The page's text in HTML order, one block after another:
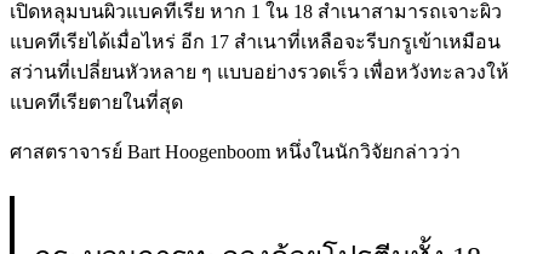
เปิดหลุมบนผิวแบคทีเรีย หาก 1 ใน 18 สำเนาสามารถเจาะผิว
แบคทีเรียได้เมื่อไหร่ อีก 17 สำเนาที่เหลือจะรีบกรูเข้าเหมือน
สว่านที่เปลี่ยนหัวหลาย ๆ แบบอย่างรวดเร็ว เพื่อหวังทะลวงให้
แบคทีเรียตายในที่สุด
ศาสตราจารย์ Bart Hoogenboom หนึ่งในนักวิจัยกล่าวว่า